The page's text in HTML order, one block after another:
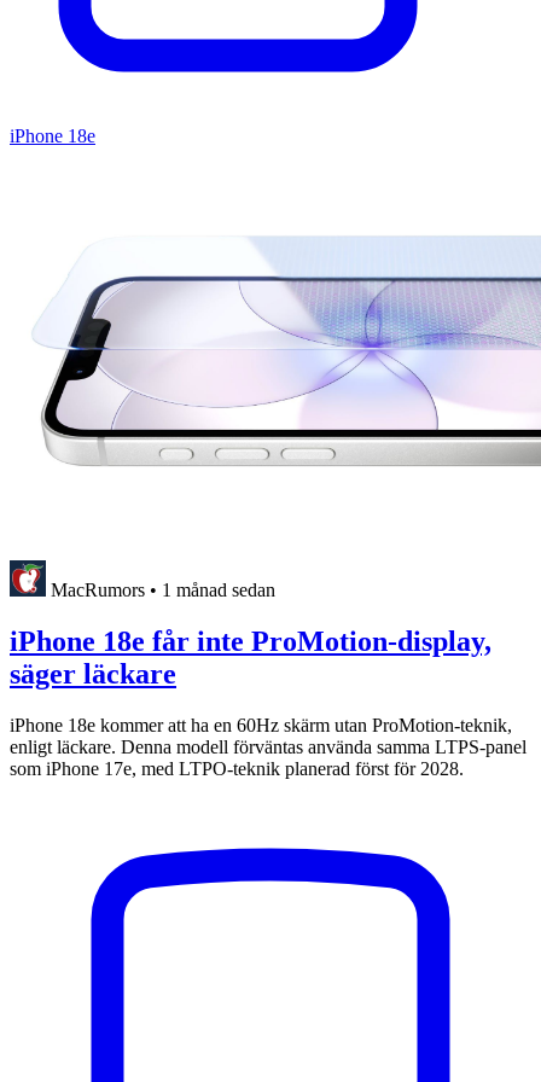
iPhone 18e
MacRumors • 1 månad sedan
iPhone 18e får inte ProMotion-display,
säger läckare
iPhone 18e kommer att ha en 60Hz skärm utan ProMotion-teknik,
enligt läckare. Denna modell förväntas använda samma LTPS-panel
som iPhone 17e, med LTPO-teknik planerad först för 2028.